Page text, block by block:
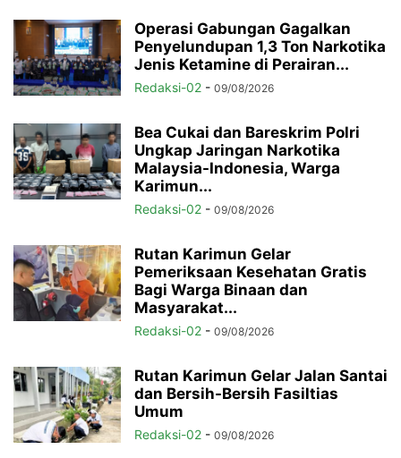
Operasi Gabungan Gagalkan
Penyelundupan 1,3 Ton Narkotika
Jenis Ketamine di Perairan...
Redaksi-02 - 09/08/2026
Bea Cukai dan Bareskrim Polri
Ungkap Jaringan Narkotika
Malaysia-Indonesia, Warga
Karimun...
Redaksi-02 - 09/08/2026
Rutan Karimun Gelar
Pemeriksaan Kesehatan Gratis
Bagi Warga Binaan dan
Masyarakat...
Redaksi-02 - 09/08/2026
Rutan Karimun Gelar Jalan Santai
dan Bersih-Bersih Fasiltias
Umum
Redaksi-02 - 09/08/2026